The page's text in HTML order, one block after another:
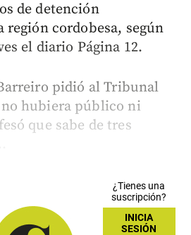
de detención
región cordobesa, según
el diario Página 12.
pidió al Tribunal
no hubiera público ni
que sabe de tres
¿Tienes una
suscripción?
INICIA
SESIÓN